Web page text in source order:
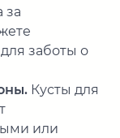
за
заботы о
Кусты для
или